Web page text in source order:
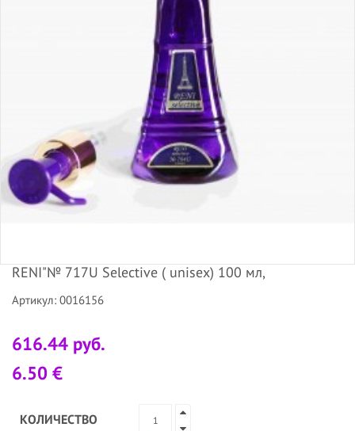
RENI"№ 717U Selective ( unisex) 100 мл,
Артикул: 0016156
616.44 руб.
6.50 €
КОЛИЧЕСТВО